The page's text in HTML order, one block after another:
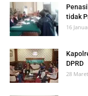
tidak
16
DPRD
28